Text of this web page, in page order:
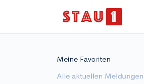
Meine Favoriten
Alle aktuellen Meldungen